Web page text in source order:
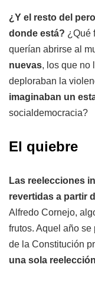
¿Y el resto del
donde está? ¿Qué
querían abrirse al
nuevas, los que no
deploraban la
imaginaban un
socialdemocracia?
El quiebre
Las reelecciones
revertidas a partir
Alfredo Cornejo,
frutos. Aquel año
de la Constitución
una sola